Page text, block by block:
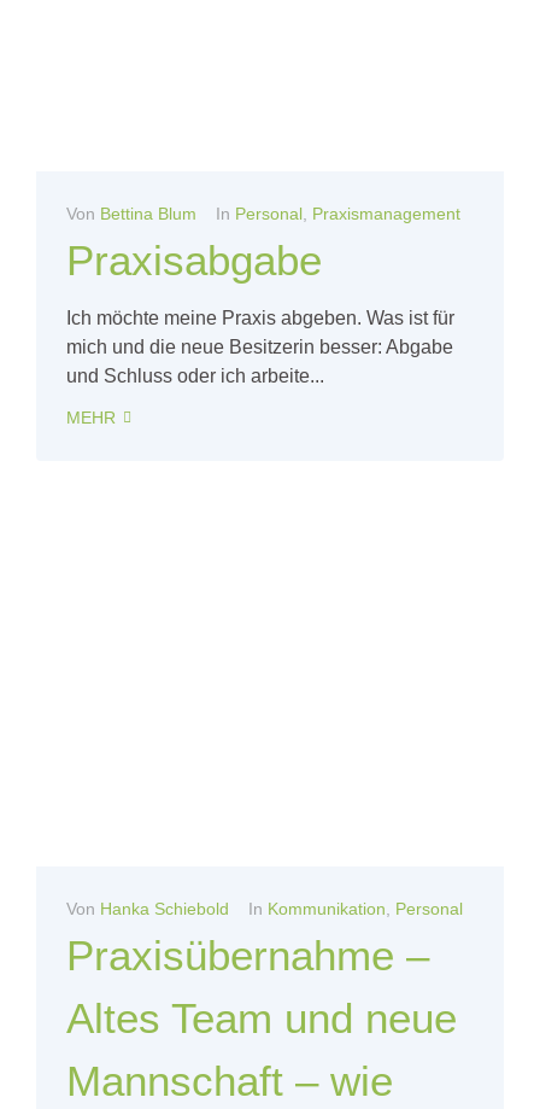
Von Bettina Blum In Personal Praxismanagement
Praxisabgabe
Ich möchte meine Praxis abgeben. Was ist für
mich und die neue Besitzerin besser: Abgabe
und Schluss oder ich arbeite...
MEHR
Von Hanka Schiebold In Kommunikation Personal
Praxisübernahme –
Altes Team und neue
Mannschaft – wie